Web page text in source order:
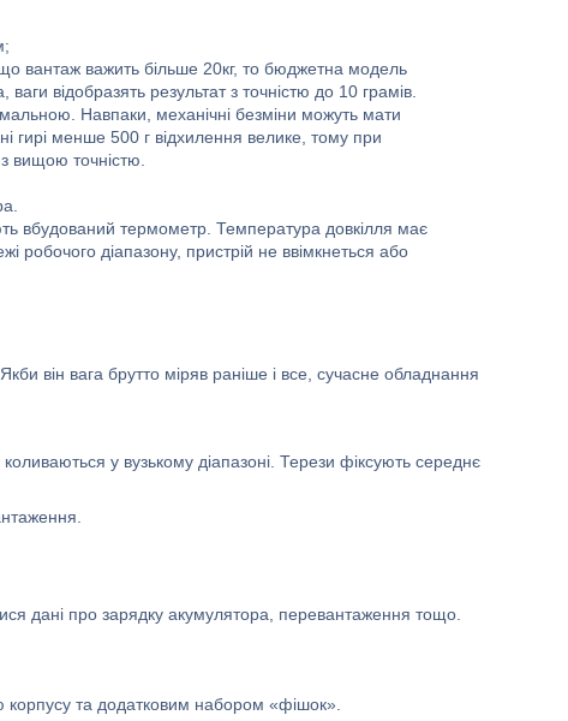
вантаж важить більше 20кг, то бюджетна модель
відобразять результат з точністю до 10 грамів.
Навпаки, механічні безміни можуть мати
гирі менше 500 г відхилення велике, тому при
вищою точністю.
вбудований термометр. Температура довкілля має
робочого діапазону, пристрій не ввімкнеться або
він вага брутто міряв раніше і все, сучасне обладнання
у вузькому діапазоні. Терези фіксують середнє
дані про зарядку акумулятора, перевантаження тощо.
корпусу та додатковим набором «фішок».